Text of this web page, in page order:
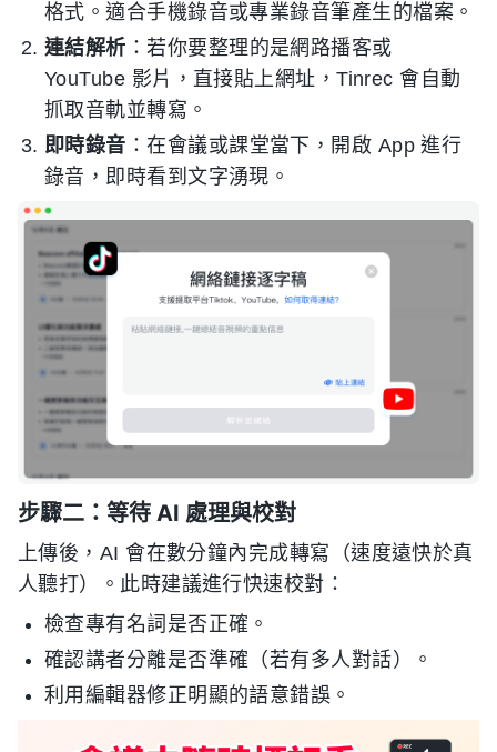
格式。適合手機錄音或專業錄音筆產生的檔案。
連結解析 ：若你要整理的是網路播客或
YouTube 影片，直接貼上網址，Tinrec 會自動
抓取音軌並轉寫。
即時錄音 ：在會議或課堂當下，開啟 App 進行
錄音，即時看到文字湧現。
步驟二：等待 AI 處理與校對
上傳後，AI 會在數分鐘內完成轉寫（速度遠快於真
人聽打）。此時建議進行快速校對：
檢查專有名詞是否正確。
確認講者分離是否準確（若有多人對話）。
利用編輯器修正明顯的語意錯誤。